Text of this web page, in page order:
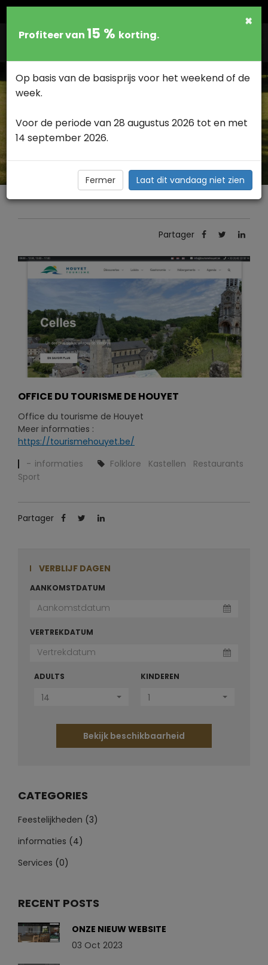
OFFICE DU TOURISME DE HOUYET >
Partager
OFFICE DU TOURISME DE HOUYET
Office du tourisme de Houyet
Meer informaties :
https://tourismehouyet.be/
informaties
Folklore Kastellen
Restaurants
Sport
Partager
VERBLIJF DAGEN
AANKOMSTDATUM
VERTREKDATUM
ADULTS
14
KINDEREN
1
Bekijk beschikbaarheid
CATEGORIES
Feestelijkheden (3)
informaties (4)
Services (0)
RECENT POSTS
ONZE NIEUW WEBSITE
03 Oct 2023
×
Profiteer van 15 % korting.
Op basis van de basisprijs voor het weekend of de
week.
Voor de periode van 28 augustus 2026 tot en met
14 september 2026.
Fermer Laat dit vandaag niet zien